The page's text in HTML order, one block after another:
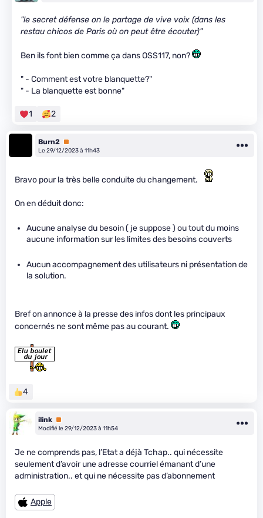
"le secret défense on le partage de vive voix (dans les
restau chicos de Paris où on peut être écouter)"
Ben ils font bien comme ça dans OSS117, non?
" - Comment est votre blanquette?"
" - La blanquette est bonne"
1 2
Burn2 Premium
Le 29/12/2023 à 11h43
Bravo pour la très belle conduite du changement.
On en déduit donc:
Aucune analyse du besoin ( je suppose ) ou tout du moins
aucune information sur les limites des besoins couverts
Aucun accompagnement des utilisateurs ni présentation de
la solution.
Bref on annonce à la presse des infos dont les principaux
concernés ne sont même pas au courant.
4
ilink Premium
Modifié le 29/12/2023 à 11h54
Je ne comprends pas, l’Etat a déjà Tchap.. qui nécessite
seulement d’avoir une adresse courriel émanant d’une
administration.. et qui ne nécessite pas d’abonnement
Apple